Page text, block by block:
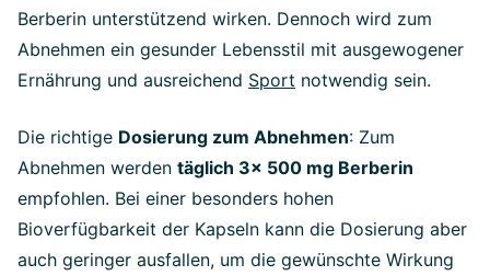
Berberin unterstützend wirken. Dennoch wird zum
Abnehmen ein gesunder Lebensstil mit ausgewogener
Ernährung und ausreichend Sport notwendig sein.
Die richtige Dosierung zum Abnehmen: Zum
Abnehmen werden täglich 3x 500 mg Berberin
empfohlen. Bei einer besonders hohen
Bioverfügbarkeit der Kapseln kann die Dosierung aber
auch geringer ausfallen, um die gewünschte Wirkung